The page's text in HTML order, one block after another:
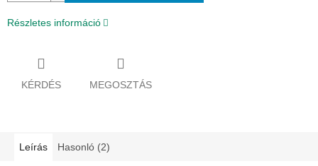
Részletes információ
KÉRDÉS MEGOSZTÁS
Leírás Hasonló (2)